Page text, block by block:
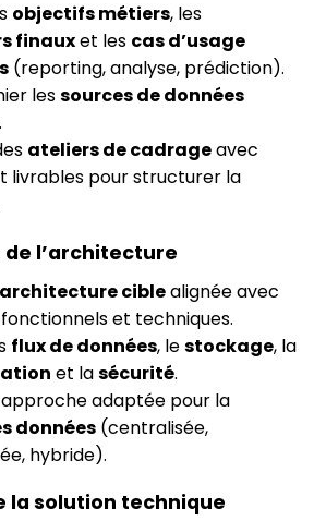
objectifs métiers, les
finauxet les cas d’usage
(reporting, analyse, prédiction).
lessources de données
ateliers de cadrageavec
livrables pour structurer la
l’architecture
architecture ciblealignée avec
et techniques.
flux de données, lestockage, la
et lasécurité.
approche adaptée pour la
données (centralisée,
hybride).
la solution technique